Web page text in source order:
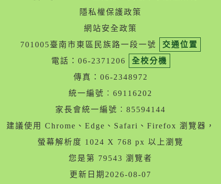
隱私權保護政策
網站安全政策
701005臺南市東區民族路一段一號
交通位置
電話：06-2371206
全校分機
傳真：06-2348972
統一編號︰69116202
家長會統一編號︰85594144
建議使用 Chrome、Edge、Safari、Firefox 瀏覽器，
螢幕解析度 1024 X 768 px 以上瀏覽
您是第 79543 瀏覽者
更新日期2026-08-07